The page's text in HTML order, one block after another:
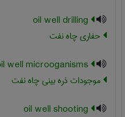
حفاری چاه نفت
موجودات ذره بینی چاه نفت